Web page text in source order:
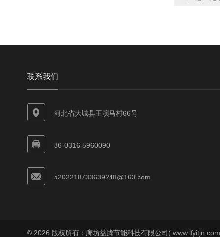
联系我们
河北省大城县王演马村66号
86-0316-5960090
a202218733639248@163.com
© 2026 版权所有：廊坊益腾节能科技有限公司(